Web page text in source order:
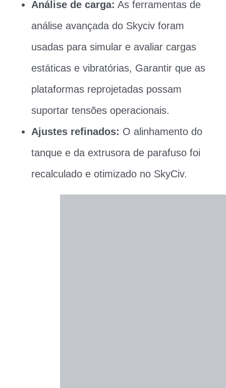
Análise de carga: As ferramentas de
análise avançada do Skyciv foram
usadas para simular e avaliar cargas
estáticas e vibratórias, Garantir que as
plataformas reprojetadas possam
suportar tensões operacionais.
Ajustes refinados: O alinhamento do
tanque e da extrusora de parafuso foi
recalculado e otimizado no SkyCiv.